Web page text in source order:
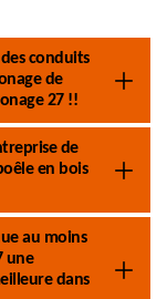
conduits
de
27 !!
de
en bois
au moins
une
dans